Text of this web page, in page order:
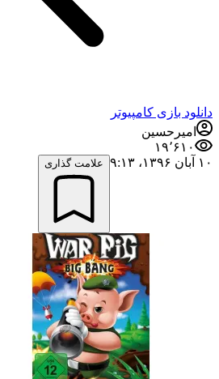
دانلود بازی کامپیوتر
امیرحسین
۱۹٬۶۱۰
۱۰ آبان ۱۳۹۶،‏ ۹:۱۳
علامت گذاری